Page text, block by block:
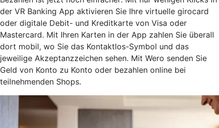
der VR Banking App aktivieren Sie Ihre virtuelle girocard
oder digitale Debit- und Kreditkarte von Visa oder
Mastercard. Mit Ihren Karten in der App zahlen Sie überall
dort mobil, wo Sie das Kontaktlos-Symbol und das
jeweilige Akzeptanzzeichen sehen. Mit Wero senden Sie
Geld von Konto zu Konto oder bezahlen online bei
teilnehmenden Shops.